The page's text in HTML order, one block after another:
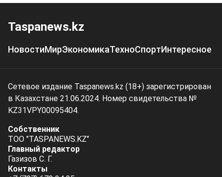
Taspanews.kz
НовостиМирЭкономикаТехноСпортИнтересное
Сетевое издание Taspanews.kz (18+) зарегистрирован
в Казахстане 21.06.2024. Номер свидетельства №
KZ31VPY00095404.
Собственник
ТОО "TASPANEWS.KZ"
Главный редактор
Газизов С. Г.
Контакты